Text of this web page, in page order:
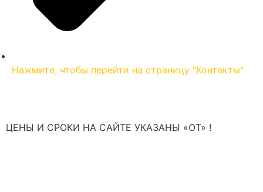
Нажмите, чтобы перейти на страницу "Контакты"
ЦЕНЫ И СРОКИ НА САЙТЕ УКАЗАНЫ «ОТ» !